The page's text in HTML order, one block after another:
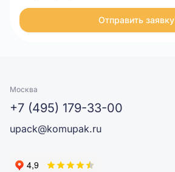
Отправить заявку
Москва
+7 (495) 179-33-00
upack@komupak.ru